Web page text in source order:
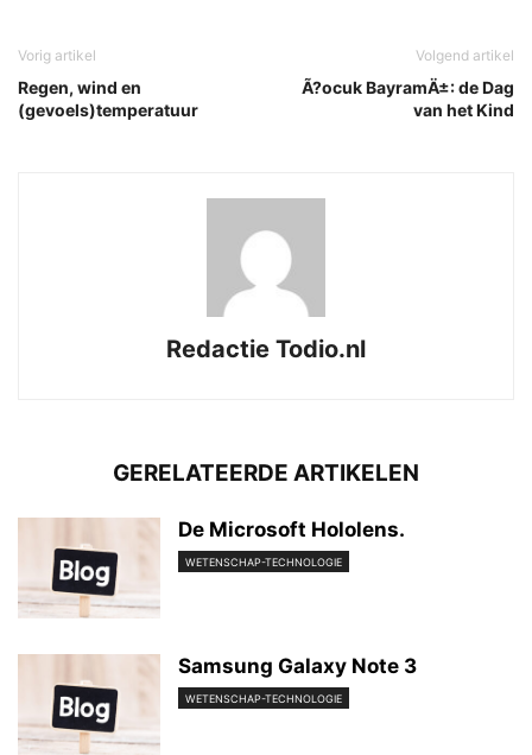
Vorig artikel
Regen, wind en
(gevoels)temperatuur
Volgend artikel
Ã?ocuk BayramÄ±: de Dag
van het Kind
Redactie Todio.nl
GERELATEERDE ARTIKELEN
De Microsoft Hololens.
WETENSCHAP-TECHNOLOGIE
Samsung Galaxy Note 3
WETENSCHAP-TECHNOLOGIE